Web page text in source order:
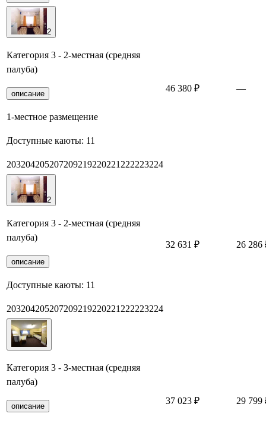
2
Категория 3 - 2-местная (средняя
палуба)
описание
1-местное размещение
Доступные каюты: 11
203204205207209219220221 222223224
46 380 ₽ —
2
Категория 3 - 2-местная (средняя
палуба)
описание
Доступные каюты: 11
203204205207209219220221 222223224
32 631 ₽ 26 286
Категория 3 - 3-местная (средняя
палуба)
описание
37 023 ₽ 29 799